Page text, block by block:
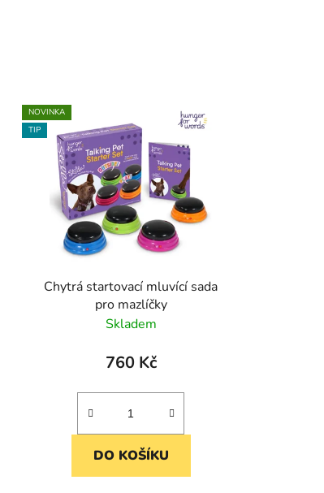
NOVINKA
TIP
Chytrá startovací mluvící sada
pro mazlíčky
Skladem
760 Kč
DO KOŠÍKU